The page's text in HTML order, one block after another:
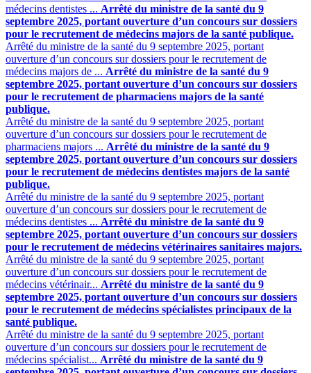
médecins dentistes ... Arrêté du ministre de la santé du 9
septembre 2025, portant ouverture d’un concours sur dossiers
pour le recrutement de médecins majors de la santé publique.
Arrêté du ministre de la santé du 9 septembre 2025, portant
ouverture d’un concours sur dossiers pour le recrutement de
médecins majors de ... Arrêté du ministre de la santé du 9
septembre 2025, portant ouverture d’un concours sur dossiers
pour le recrutement de pharmaciens majors de la santé
publique.
Arrêté du ministre de la santé du 9 septembre 2025, portant
ouverture d’un concours sur dossiers pour le recrutement de
pharmaciens majors ... Arrêté du ministre de la santé du 9
septembre 2025, portant ouverture d’un concours sur dossiers
pour le recrutement de médecins dentistes majors de la santé
publique.
Arrêté du ministre de la santé du 9 septembre 2025, portant
ouverture d’un concours sur dossiers pour le recrutement de
médecins dentistes ... Arrêté du ministre de la santé du 9
septembre 2025, portant ouverture d’un concours sur dossiers
pour le recrutement de médecins vétérinaires sanitaires majors.
Arrêté du ministre de la santé du 9 septembre 2025, portant
ouverture d’un concours sur dossiers pour le recrutement de
médecins vétérinair... Arrêté du ministre de la santé du 9
septembre 2025, portant ouverture d’un concours sur dossiers
pour le recrutement de médecins spécialistes principaux de la
santé publique.
Arrêté du ministre de la santé du 9 septembre 2025, portant
ouverture d’un concours sur dossiers pour le recrutement de
médecins spécialist... Arrêté du ministre de la santé du 9